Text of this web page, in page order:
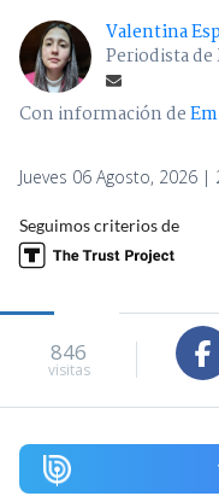
Valentina
Periodista de
Con información de
Jueves 06 Agosto, 2026 |
Seguimos criterios de
846
visitas